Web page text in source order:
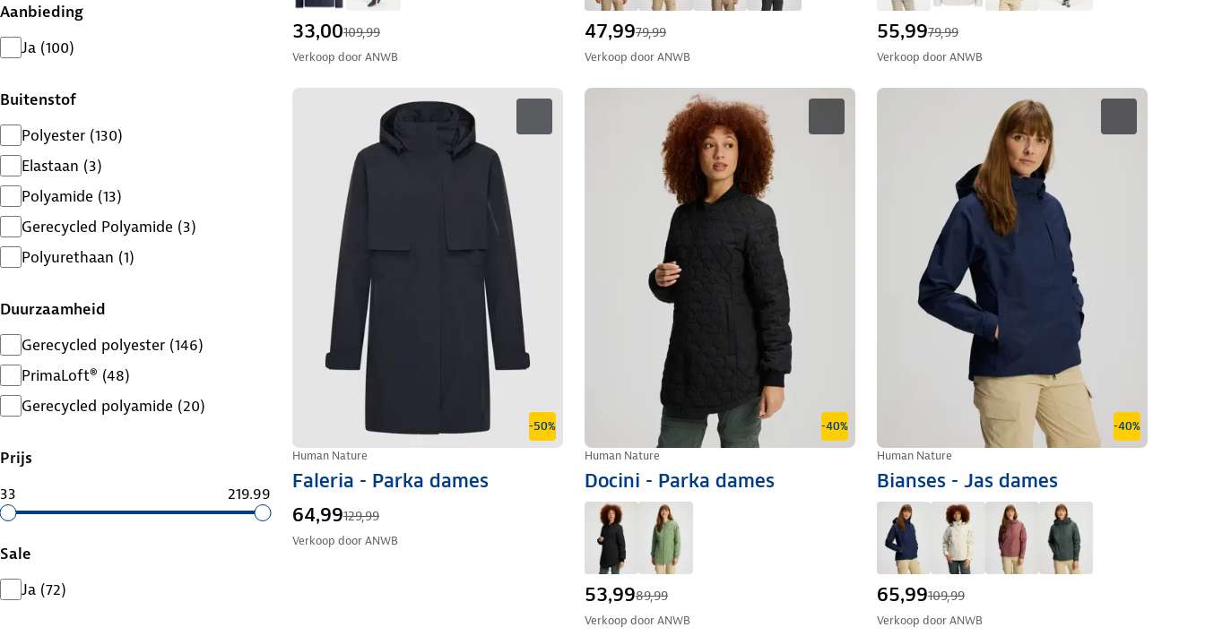
Aanbieding
Ja (100)
Buitenstof
Polyester (130)
Elastaan (3)
Polyamide (13)
Gerecycled Polyamide (3)
Polyurethaan (1)
Duurzaamheid
Gerecycled polyester (146)
PrimaLoft® (48)
Gerecycled polyamide (20)
Prijs
33
219.99
Sale
Ja (72)
33,00109,99
Verkoop doorANWB
47,9979,99
Verkoop doorANWB
55,9979,99
Verkoop doorANWB
-50%
Human Nature
Faleria - Parka dames
64,99129,99
Verkoop doorANWB
-40%
Human Nature
Docini - Parka dames
53,9989,99
Verkoop doorANWB
-40%
Human Nature
Bianses - Jas dames
65,99109,99
Verkoop doorANWB